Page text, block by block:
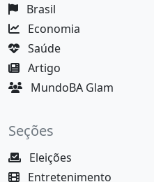
Brasil
Economia
Saúde
Artigo
MundoBA Glam
Seções
Eleições
Entretenimento